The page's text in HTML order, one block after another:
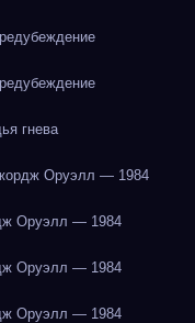
гнева
Оруэлл — 1984
Оруэлл — 1984
Оруэлл — 1984
Оруэлл — 1984